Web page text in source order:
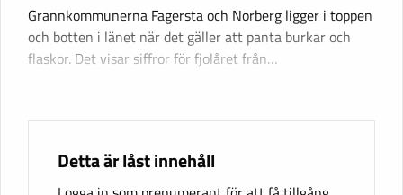
Grannkommunerna Fagersta och Norberg ligger i toppen
och botten i länet när det gäller att panta burkar och
flaskor. Det visar siffror för fjolåret från…
Detta är låst innehåll